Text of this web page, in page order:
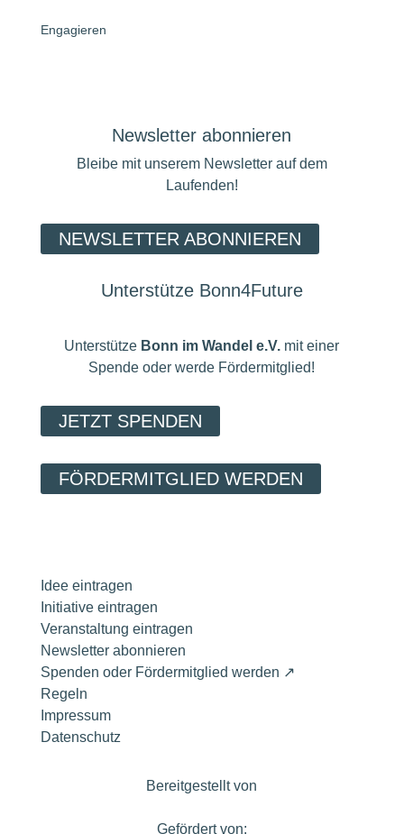
Engagieren
Newsletter abonnieren
Bleibe mit unserem Newsletter auf dem
Laufenden!
NEWSLETTER ABONNIEREN
Unterstütze Bonn4Future
Unterstütze Bonn im Wandel e.V. mit einer
Spende oder werde Fördermitglied!
JETZT SPENDEN
FÖRDERMITGLIED WERDEN
Idee eintragen
Initiative eintragen
Veranstaltung eintragen
Newsletter abonnieren
Spenden oder Fördermitglied werden ↗
Regeln
Impressum
Datenschutz
Bereitgestellt von
Gefördert von: